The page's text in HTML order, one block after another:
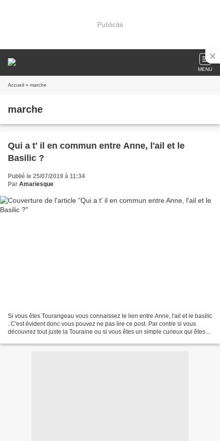
Publicité
MENU
Accueil » marche
marche
Qui a t' il en commun entre Anne, l'ail et le
Basilic ?
Publié le 25/07/2019 à 11:34
Par Amariesque
Si vous êtes Tourangeau vous connaissez le lien entre Anne, l'ail et le basilic
. C'est évident donc vous pouvez ne pas lire ce post. Par contre si vous
découvrez tout juste la Touraine ou si vous êtes un simple curieux qui êtes